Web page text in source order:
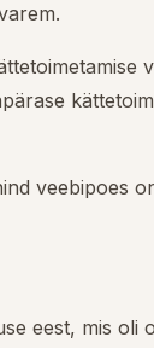
veebipoes
eest, mis oli